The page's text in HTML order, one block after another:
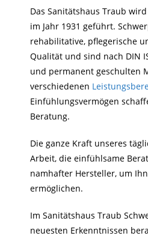
Das Sanitätshaus Traub
im Jahr 1931 geführt.
rehabilitative, pflegerische
Qualität und sind nach DIN
und permanent geschulten
verschiedenen
Einfühlungsvermögen
Beratung.
Die ganze Kraft unseres
Arbeit, die einfühlsame
namhafter Hersteller, um
ermöglichen.
Im Sanitätshaus Traub
neuesten Erkenntnissen